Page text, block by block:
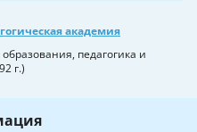
академия
педагогика и
г.)